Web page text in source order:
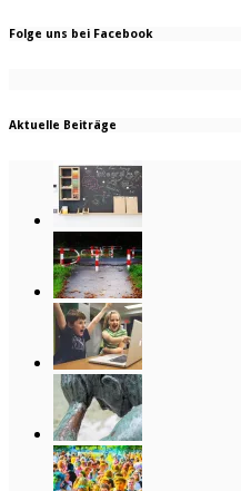
Folge uns bei Facebook
Aktuelle Beiträge